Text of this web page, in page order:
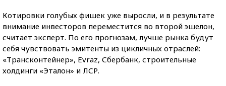
Котировки голубых фишек уже выросли, и в результате
внимание инвесторов переместится во второй эшелон,
считает эксперт. По его прогнозам, лучше рынка будут
себя чувствовать эмитенты из цикличных отраслей:
«Трансконтейнер», Evraz, Сбербанк, строительные
холдинги «Эталон» и ЛСР.